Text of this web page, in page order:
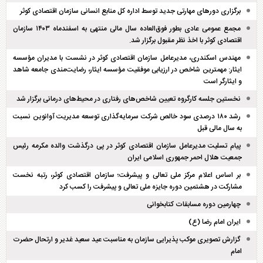
برگزاری دور‌های مهارتی جدید توسط اداره کل منابع انسانی سازمان اقتصادی کوثر
مجمع عمومی عادی بطور فوق‌العاده سال مالی منتهی به اسفند‌ماه ۱۴۰۳ سازمان
اقتصادی کوثر با اخذ نظر مقبول برگزار شد.
مهندس اسکندری، مدیرعامل سازمان اقتصادی کوثر در نشست با مدیران مؤسسه
ایثار: مهمترین شاخص در ارزیابی موفقیت مؤسسه ایثار، رضایت‌مندی جامعه شاهد
و ایثارگر است
نخستین جلسه کارگروه تعیین شاخص‌های رفتاری در محیط‌های درمانی برگزار شد
رشد ۱۸۰ درصدی سود خالص شرکت سرمایه‌گذاری توسعه مدیریت آوانوین نسبت
به سال مالی قبل
پیام تسلیت مدیرعامل سازمان اقتصادی کوثر در پی درگذشت والده مکرمه رئیس
جمعیت هلال احمر جمهوری اسلامی ایران
بر اساس اعلام مرکز ملی تعالی و پیشرفت؛ سازمان اقتصادی کوثر، رتبه نخست
مشارکت در هشتمین دوره جایزه ملی تعالی و پیشرفت را کسب کرد
چهارمین دوره مسابقات کتابخوانی
ایران امام رضا (ع)
گزارش تصویری موکب پذیرایی سازمان به مناسبت عید سعید غدیر و ارتحال حضرت
امام